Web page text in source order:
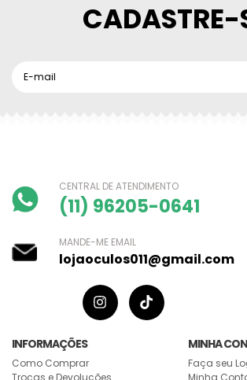
CADASTRE-
CENTRAL DE ATENDIMENTO
(11) 96205-0641
MANDE-ME EMAIL
lojaoculos011@gmail.com
INFORMAÇÕES
Como Comprar
Trocas e Devoluções
MINHA
Faça seu
Minha